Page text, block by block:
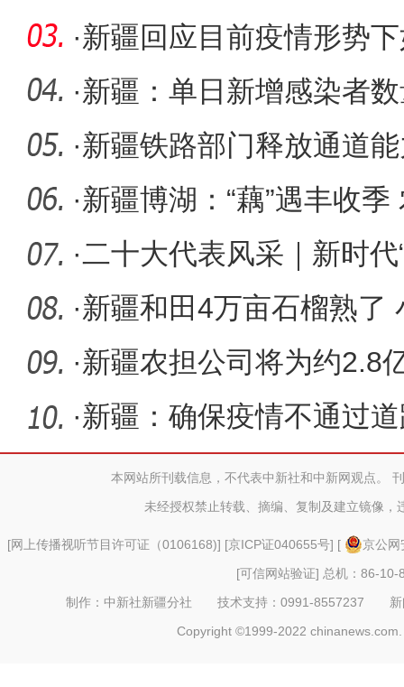
·新疆回应目前疫情形势
正常供应
·新疆：单日新增感染者
控形势处
·新疆铁路部门释放通道
输
·新疆博湖：“藕”遇丰收
·二十大代表风采｜新时
国风
·新疆和田4万亩石榴熟了
钱树”
·新疆农担公司将为约2.8
理延期或
·新疆：确保疫情不通过
取有效措
本网站所刊载信息，不代表中新社和中新网观点。
未经授权禁止转载、摘编、复制及建立镜像，
[网上传播视听节目许可证（0106168)] [京ICP证040655号] [
京公
[可信网站验证] 总机：86-10-
制作：中新社新疆分社 技术支持：0991-8557237
Copyright ©1999-2022